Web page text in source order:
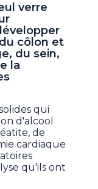
verre
côlon et
du sein,
la
qui
d'alcool
de
cardiaque
qu'ils ont